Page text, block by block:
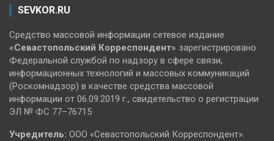
SEVKOR.RU
Средство массовой информации сетевое издание
«Севастопольский Корреспондент» зарегистрировано
Федеральной службой по надзору в сфере связи,
информационных технологий и массовых коммуникаций
(Роскомнадзор) в качестве средства массовой
информации от 06.09.2019 г., свидетельство о регистрации
ЭЛ № ФС 77–76715
Учредитель: ООО «Севастопольский Корреспондент».